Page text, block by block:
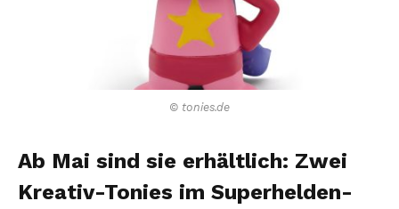
© tonies.de
Ab Mai sind sie erhältlich: Zwei
Kreativ-Tonies im Superhelden-